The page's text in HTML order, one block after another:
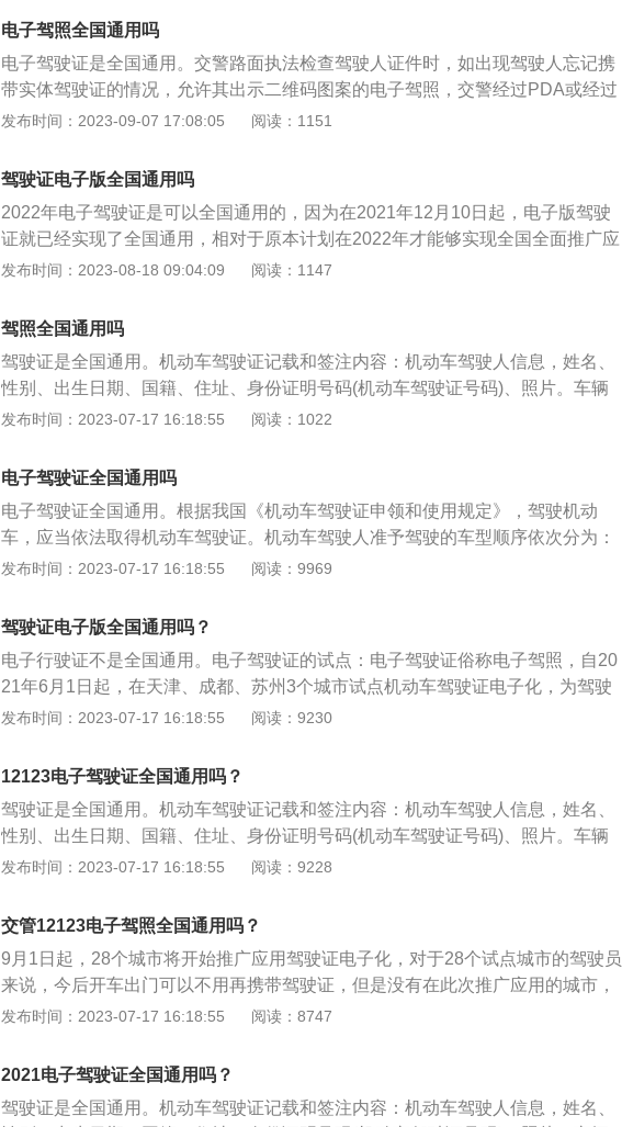
电子驾照全国通用吗
电子驾驶证是全国通用。交警路面执法检查驾驶人证件时，如出现驾驶人忘记携
带实体驾驶证的情况，允许其出示二维码图案的电子驾照，交警经过PDA或经过
系统核实驾驶证合法后效后，就不会以未随身携带驾驶证、行驶证为由对驾驶人
日，江苏盐城交警推出一款电子驾驶证，电子驾驶证主要是为群众提供便利，并
非提倡和鼓励车友们不随身携带驾驶证，2021年5月10日，公安部举行发布会，
发布深化公安交管放管服改革我为群众办实事12项便利措施，宣布自2021年6月1
日起，在天津、成都、苏州3个城市试点机动车驾驶证电子化，为驾驶人提供在
线亮证亮码服务，更好便利群众办事出行。
发布时间：2023-09-07 17:08:05 阅读：1151
驾驶证电子版全国通用吗
2022年电子驾驶证是可以全国通用的，因为在2021年12月10日起，电子版驾驶
证就已经实现了全国通用，相对于原本计划在2022年才能够实现全国全面推广应
用，提前了不到一个月的时间，所以证明电子驾驶证还是比较受欢迎的。注意事
所有的时候都可以使用电子驾驶证的，最好还是应该随身携带纸质驾驶证，尤其
是上高速的时候。2、电子驾驶证是有使用范围限制的，比如在一般情况下仅限
于本市区等固定区域使用才能够有效，并不是说有了电子驾驶证以后去任何地方
都是可以的。3、如果驾驶人的机动车驾驶证因为各种原因被交警暂扣的话，暂
扣期间电子驾驶证也是不可以使用的。4、在申领电子驾驶证以后，因准驾车型
子驾驶证。
发布时间：2023-08-18 09:04:09 阅读：1147
驾照全国通用吗
驾驶证是全国通用。机动车驾驶证记载和签注内容：机动车驾驶人信息，姓名、
性别、出生日期、国籍、住址、身份证明号码(机动车驾驶证号码)、照片。车辆
管理所签注内容，初次领证日期、准驾车型代号、有效期起始日期、有效期限、
的人员，经过学习，掌握交通法规知识和驾驶技术后，经管理部门考试合格，核
发许可驾驶某类机动车的法律凭证。
发布时间：2023-07-17 16:18:55 阅读：1022
电子驾驶证全国通用吗
电子驾驶证全国通用。根据我国《机动车驾驶证申领和使用规定》，驾驶机动
车，应当依法取得机动车驾驶证。机动车驾驶人准予驾驶的车型顺序依次分为：
大型客车、重型牵引挂车、城市公交车、中型客车、大型货车、小型汽车、小型
在没有带实体证件的情况下，可以对公安交管部门出示电子驾驶证。2.驾驶人可
出示电子驾驶证办理车驾管、处理交通事故、处理交通违法等业务。3.进行保险
理赔、租赁车辆或司机招聘时，驾驶人可出示电子驾驶证。电子驾驶证不能使用
的情况：1.电子化驾驶证、行驶证仅适用于驾驶员在本地城内的路面检查情况，
如需到窗口办理相关业务，仍然需带纸质证件前往窗口办理。2.电子化行驶证必
被依法扣留的，则不得在扣留期间使用电子证件驾驶机动车。
发布时间：2023-07-17 16:18:55 阅读：9969
驾驶证电子版全国通用吗？
电子行驶证不是全国通用。电子驾驶证的试点：电子驾驶证俗称电子驾照，自20
21年6月1日起，在天津、成都、苏州3个城市试点机动车驾驶证电子化，为驾驶
人提供在线亮证、亮码服务，更好便利群众办事出行，2022年将在全国全面推
驾驶人提供申领、出示、使用的便利。电子驾驶证通过全国公安交管电子证照系
统生成，动态显示驾驶证状态，可适用于执法管理、公共服务等多个场景，方便
实时查询、实时出示、实时核验。电子驾驶证采用数字签名防伪技术，真实唯
一、安全可靠。
发布时间：2023-07-17 16:18:55 阅读：9230
12123电子驾驶证全国通用吗？
驾驶证是全国通用。机动车驾驶证记载和签注内容：机动车驾驶人信息，姓名、
性别、出生日期、国籍、住址、身份证明号码(机动车驾驶证号码)、照片。车辆
管理所签注内容，初次领证日期、准驾车型代号、有效期起始日期、有效期限、
的人员，经过学习，掌握交通法规知识和驾驶技术后，经管理部门考试合格，核
发许可驾驶某类机动车的法律凭证。
发布时间：2023-07-17 16:18:55 阅读：9228
交管12123电子驾照全国通用吗？
9月1日起，28个城市将开始推广应用驾驶证电子化，对于28个试点城市的驾驶员
来说，今后开车出门可以不用再携带驾驶证，但是没有在此次推广应用的城市，
还是支持电子驾驶证，所以是全国通用，但有些地区还是最好携带使用电子驾驶
锡、苏州、盐城、泰州、宁波、嘉兴、南昌、济南、青岛、长沙、广州、深圳、
南宁、重庆、成都、绵阳、自贡、南充、贵阳、昆明、西安、银川。电子驾驶证
组成：电子驾驶证由正页和副页两部分组成，其中，正页主要包括驾驶证基本信
发布时间：2023-07-17 16:18:55 阅读：8747
2021电子驾驶证全国通用吗？
驾驶证是全国通用。机动车驾驶证记载和签注内容：机动车驾驶人信息，姓名、